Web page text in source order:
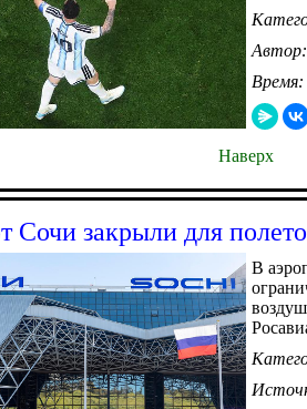
Автор:
Время:
Наверх
Сочи закрыли для
В